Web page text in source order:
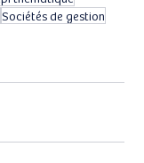
Sociétés de gestion